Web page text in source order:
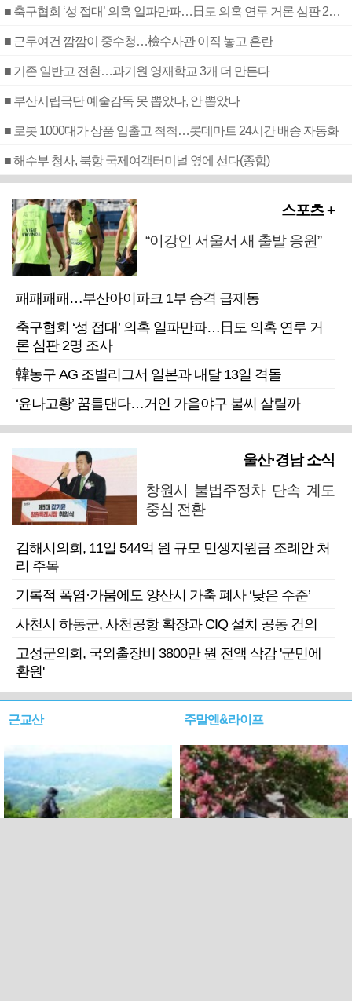
■ 축구협회 ‘성 접대’ 의혹 일파만파…日도 의혹 연루 거론 심판 2명 조사
■ 근무여건 깜깜이 중수청…檢수사관 이직 놓고 혼란
■ 기존 일반고 전환…과기원 영재학교 3개 더 만든다
■ 부산시립극단 예술감독 못 뽑았나, 안 뽑았나
■ 로봇 1000대가 상품 입출고 척척…롯데마트 24시간 배송 자동화
■ 해수부 청사, 북항 국제여객터미널 옆에 선다(종합)
스포츠 +
“이강인 서울서 새 출발 응원”
패패패패…부산아이파크 1부 승격 급제동
축구협회 ‘성 접대’ 의혹 일파만파…日도 의혹 연루 거
론 심판 2명 조사
韓농구 AG 조별리그서 일본과 내달 13일 격돌
‘윤나고황’ 꿈틀댄다…거인 가을야구 불씨 살릴까
울산·경남 소식
창원시 불법주정차 단속 계도
중심 전환
김해시의회, 11일 544억 원 규모 민생지원금 조례안 처
리 주목
기록적 폭염·가뭄에도 양산시 가축 폐사 ‘낮은 수준’
사천시 하동군, 사천공항 확장과 CIQ 설치 공동 건의
고성군의회, 국외출장비 3800만 원 전액 삭감 '군민에
환원'
근교산 주말엔&라이프